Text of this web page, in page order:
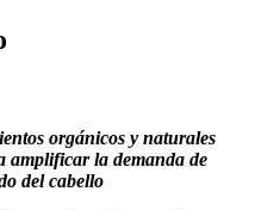
orgánicos y naturales
amplificar la demanda de
del cabello